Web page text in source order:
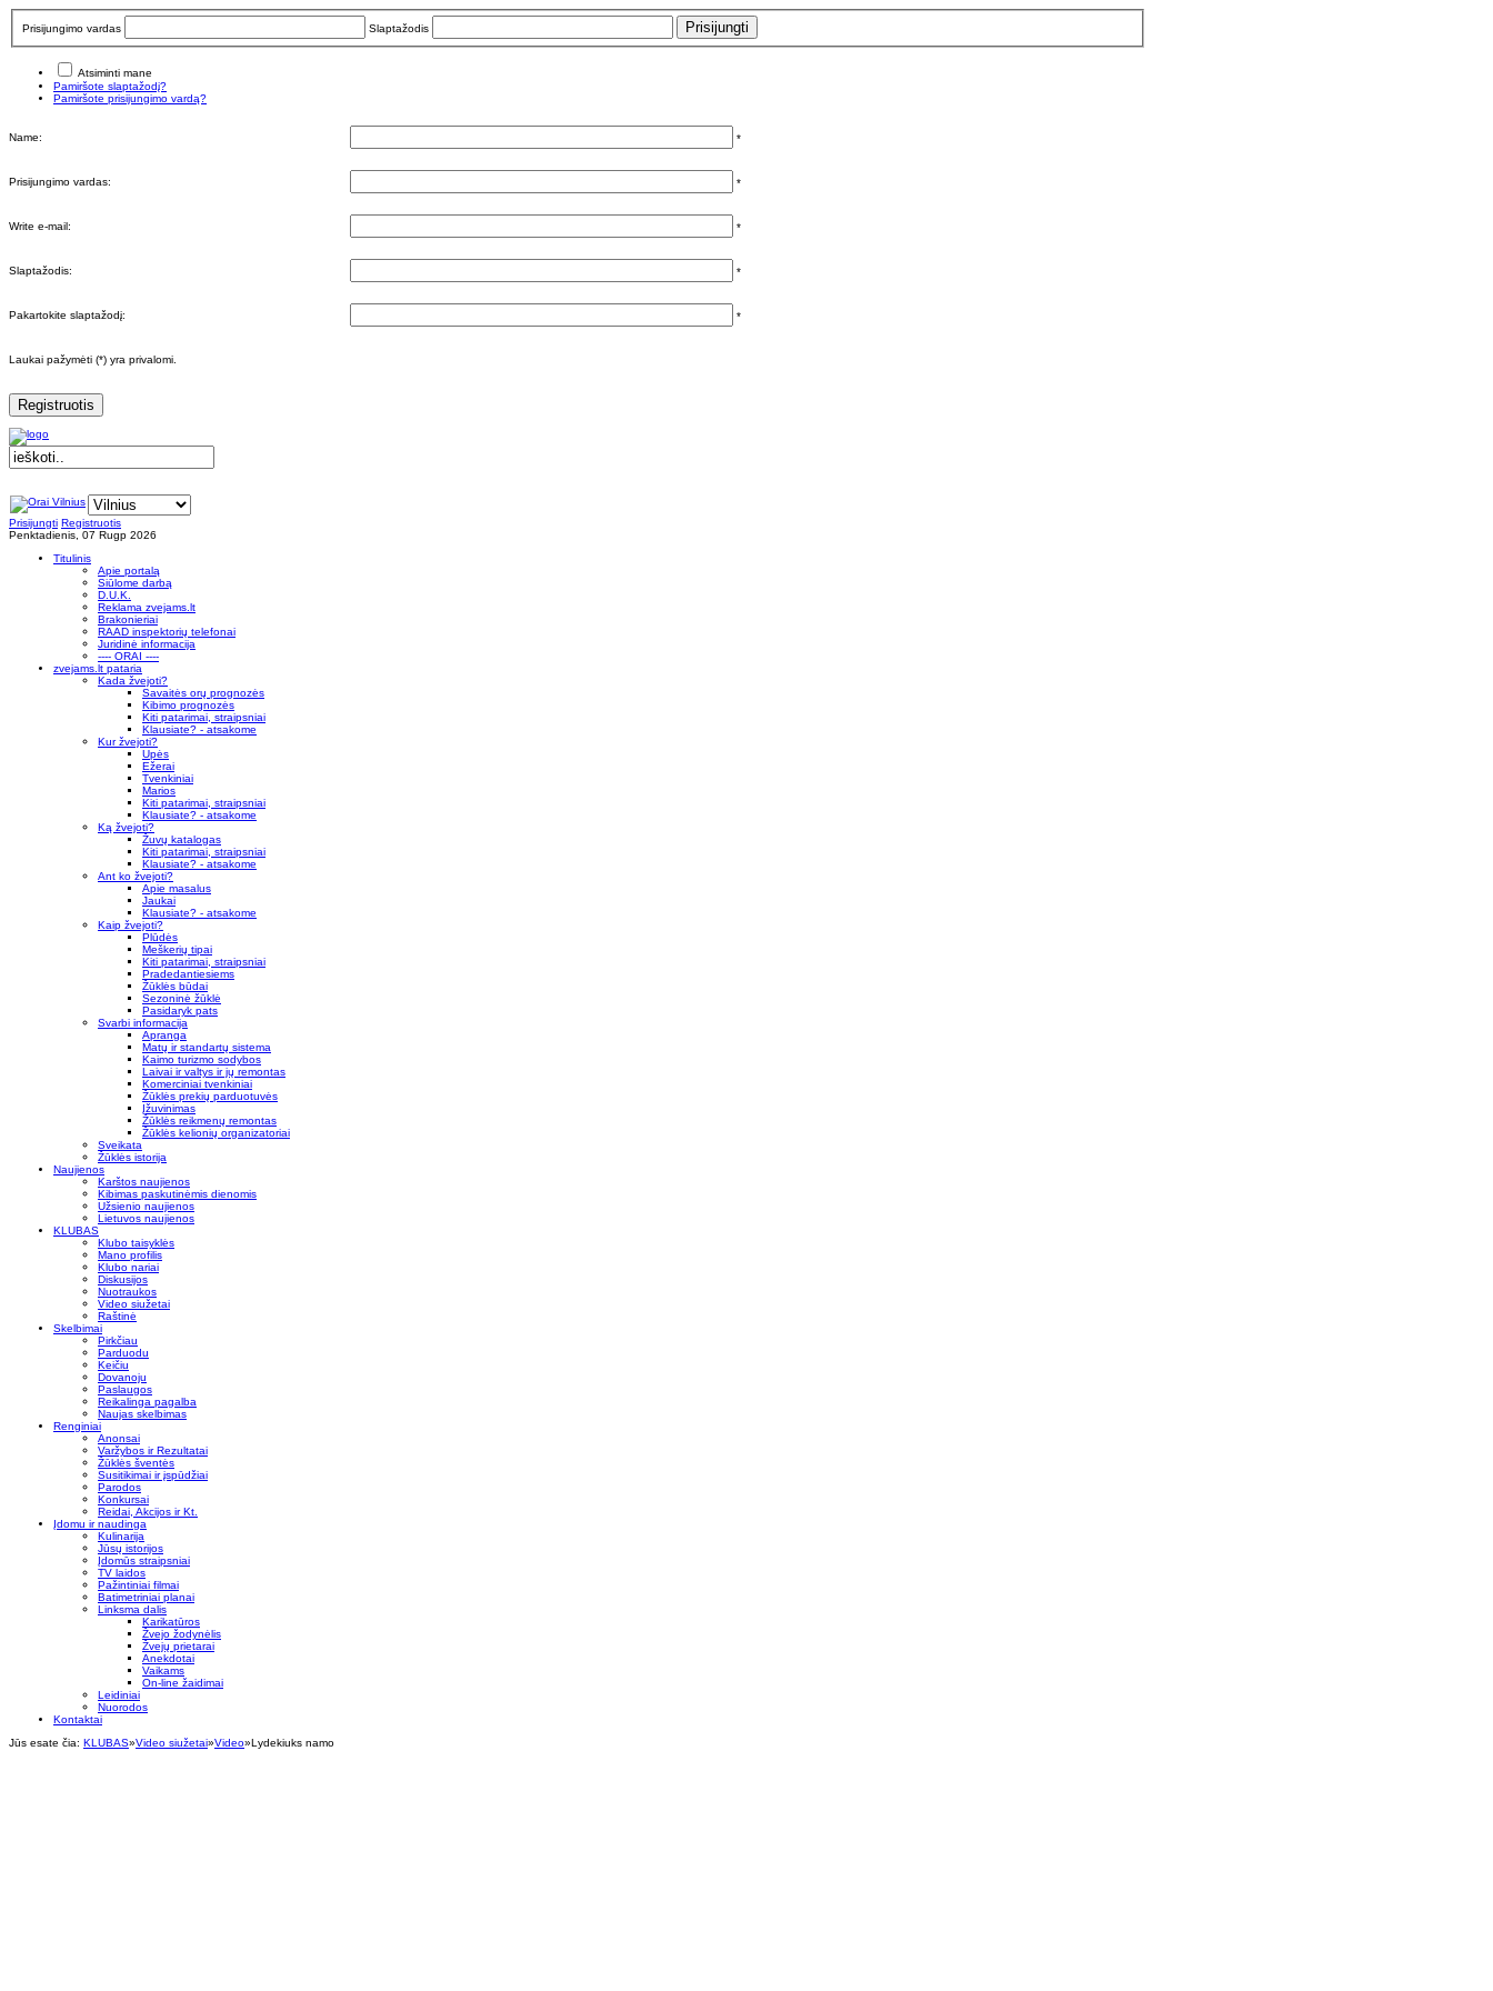
Prisijungimo vardas Slaptažodis
Atsiminti mane
Pamiršote slaptažodį?
Pamiršote prisijungimo vardą?
Name: *
Prisijungimo vardas: *
Write e-mail: *
Slaptažodis: *
Pakartokite slaptažodį: *
Laukai pažymėti (*) yra privalomi.
Registruotis
Prisijungti Registruotis
Penktadienis, 07 Rugp 2026
Titulinis
Apie portalą
Siūlome darbą
D.U.K.
Reklama zvejams.lt
Brakonieriai
RAAD inspektorių telefonai
Juridinė informacija
---- ORAI ----
zvejams.lt pataria
Kada žvejoti?
Savaitės orų prognozės
Kibimo prognozės
Kiti patarimai, straipsniai
Klausiate? - atsakome
Kur žvejoti?
Upės
Ežerai
Tvenkiniai
Marios
Kiti patarimai, straipsniai
Klausiate? - atsakome
Ką žvejoti?
Žuvų katalogas
Kiti patarimai, straipsniai
Klausiate? - atsakome
Ant ko žvejoti?
Apie masalus
Jaukai
Klausiate? - atsakome
Kaip žvejoti?
Plūdės
Meškerių tipai
Kiti patarimai, straipsniai
Pradedantiesiems
Žūklės būdai
Sezoninė žūklė
Pasidaryk pats
Svarbi informacija
Apranga
Matų ir standartų sistema
Kaimo turizmo sodybos
Laivai ir valtys ir jų remontas
Komerciniai tvenkiniai
Žūklės prekių parduotuvės
Įžuvinimas
Žūklės reikmenų remontas
Žūklės kelionių organizatoriai
Sveikata
Žūklės istorija
Naujienos
Karštos naujienos
Kibimas paskutinėmis dienomis
Užsienio naujienos
Lietuvos naujienos
KLUBAS
Klubo taisyklės
Mano profilis
Klubo nariai
Diskusijos
Nuotraukos
Video siužetai
Raštinė
Skelbimai
Pirkčiau
Parduodu
Keičiu
Dovanoju
Paslaugos
Reikalinga pagalba
Naujas skelbimas
Renginiai
Anonsai
Varžybos ir Rezultatai
Žūklės šventės
Susitikimai ir įspūdžiai
Parodos
Konkursai
Reidai, Akcijos ir Kt.
Įdomu ir naudinga
Kulinarija
Jūsų istorijos
Įdomūs straipsniai
TV laidos
Pažintiniai filmai
Batimetriniai planai
Linksma dalis
Karikatūros
Žvejo žodynėlis
Žvejų prietarai
Anekdotai
Vaikams
On-line žaidimai
Leidiniai
Nuorodos
Kontaktai
Jūs esate čia: KLUBAS»Video siužetai»Video»Lydekiuks namo